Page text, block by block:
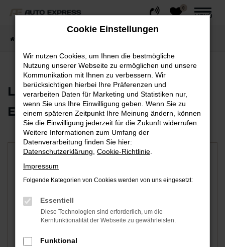
Zum
springen
0
MENÜ
Lagerfläche mieten bei Auto
Express
Name*
E-Mail
Cookie Einstellungen
Wir nutzen Cookies, um Ihnen die bestmögliche
Nutzung unserer Webseite zu ermöglichen und unsere
Kommunikation mit Ihnen zu verbessern. Wir
berücksichtigen hierbei Ihre Präferenzen und
verarbeiten Daten für Marketing und Statistiken nur,
wenn Sie uns Ihre Einwilligung geben. Wenn Sie zu
einem späteren Zeitpunkt Ihre Meinung ändern, können
Sie die Einwilligung jederzeit für die Zukunft widerrufen.
Weitere Informationen zum Umfang der
Datenverarbeitung finden Sie hier:
Datenschutzerklärung Cookie-Richtlinie
Impressum
Folgende Kategorien von Cookies werden von uns eingesetzt:
Essentiell
Diese Technologien sind erforderlich, um die
Kernfunktionalität der Webseite zu gewährleisten.
Funktional